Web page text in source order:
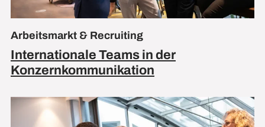
Arbeitsmarkt & Recruiting
Internationale Teams in der
Konzernkommunikation